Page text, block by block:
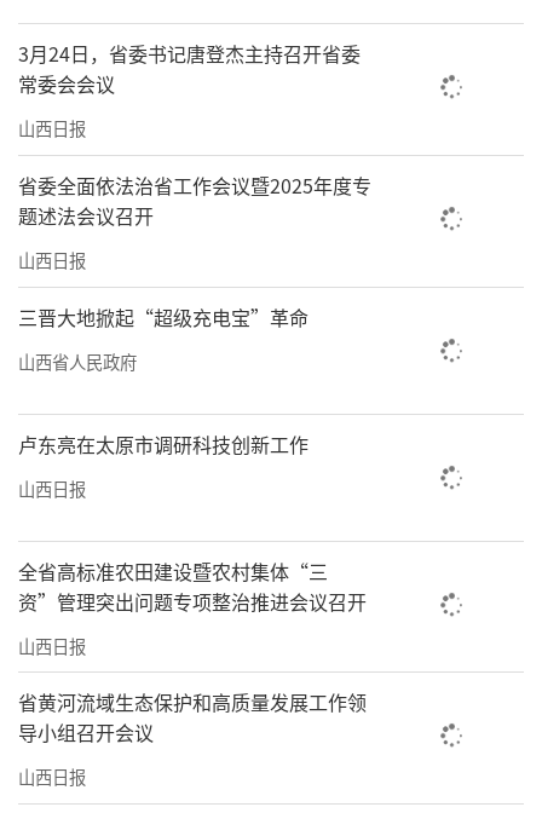
体系和能力建设，确保人民安居乐业、社会安
定有序。
会议指出，要自觉把思想和行动统一到党
中央对形势的科学判断上来，锚定目标、细化
举措、强化支撑、奋发有为抓好落实。要细化
落实举措。围绕提振消费，把惠民生与促消费
结合起来，扩大优质消费品和服务供给。围绕
扩大有效投资，提高项目谋划成熟度、政府投
资有效性、民间投资积极性、招商引资落地
采、新能源规模化基地化发展等技术路径。围
绕制造业振兴升级，挖掘传统产业结构性机
绕特优农业提质增效，着力在现代设施农业发
展、农产品精深加工上突破。围绕服务业优质
高效发展，强化重点行业政策引导和主体培
育。围绕文旅融合发展，创优文旅产品、业态
和服务。要加强多元支撑。各市县要强化主体
意识、交账意识，加快高质量发展。各部门要
增强服务意识，提高谋划能力，协同推动落
3月24日，省委书记唐登杰主持召开省委
常委会会议
山西日报
省委全面依法治省工作会议暨2025年度专
题述法会议召开
山西日报
三晋大地掀起“超级充电宝”革命
山西省人民政府
卢东亮在太原市调研科技创新工作
山西日报
全省高标准农田建设暨农村集体“三
资”管理突出问题专项整治推进会议召开
山西日报
省黄河流域生态保护和高质量发展工作领
导小组召开会议
山西日报